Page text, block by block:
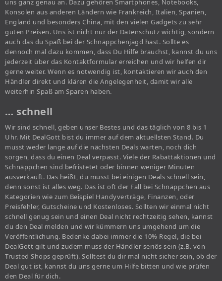
uns ganz genau an. Dazu gehören Smartphones, Notebooks,
Konsolen aus anderen Ländern wie Frankreich, Italien, Spanien,
England und besonders China, mit den vielen Gadgets zu sehr
guten Preisen. Uns ist nicht nur der Datenschutz wichtig, sondern
auch das du Spaß bei der Schnäppchenjagd hast. Sollte es
dennoch mal dazu kommen, dass Du Hilfe brauchst, kannst du uns
jederzeit über das Kontaktformular erreichen und wir helfen dir
gerne weiter. Wenn es notwendig ist, kontaktieren wir auch den
Händler direkt und klären die Angelegenheit, damit wir alle
weiterhin Spaß am Sparen haben.
… schnell
Wir sind schnell, geben unser Bestes und das täglich von 8 bis 1
Uhr. Mit DealGott bist du immer auf dem aktuellsten Stand. Du
musst weder lange auf die nächsten Deals warten, noch dich
sorgen, dass du einen Deal verpasst. Viele der Rabattaktionen und
Schnäppchen sind befristetet oder binnen weniger Minuten
ausverkauft. Das heißt, du musst bei einigen Deals schnell sein,
denn sonst ist alles weg. Das ist oft der Fall bei Schnäppchen aus
Kategorien wie zum Beispiel Handyverträge, Finanzen, oder
Preisfehler, Gutscheine und Kostenloses. Sollten wir einmal nicht
schnell genug sein und einen Deal nicht rechtzeitig sehen, kannst
du den Deal melden und wir kümmern uns umgehend um die
Veröffentlichung. Bedenke dabei immer die 10% Regel, die bei
DealGott gilt und zudem muss der Händler seriös sein (z.B. von
Trusted Shops geprüft). Solltest du dir mal nicht sicher sein, ob der
Deal gut ist, kannst du uns gerne um Hilfe bitten und wie prüfen
den Deal für dich.